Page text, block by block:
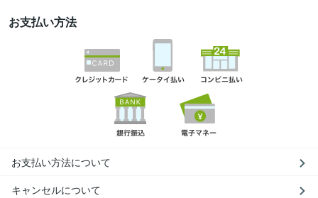
お支払い方法
お支払い方法について
キャンセルについて